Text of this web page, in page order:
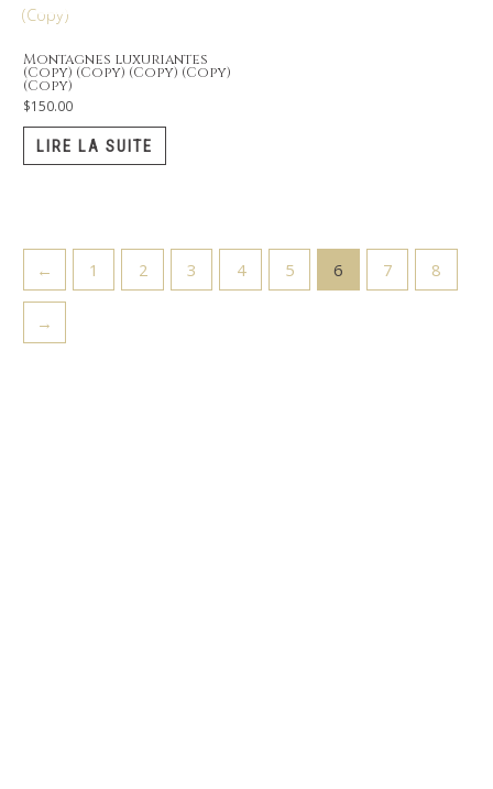
Montagnes luxuriantes
(Copy) (Copy) (Copy) (Copy)
(Copy)
$150.00
LIRE LA SUITE
← 1 2 3 4 5 6 7 8
→